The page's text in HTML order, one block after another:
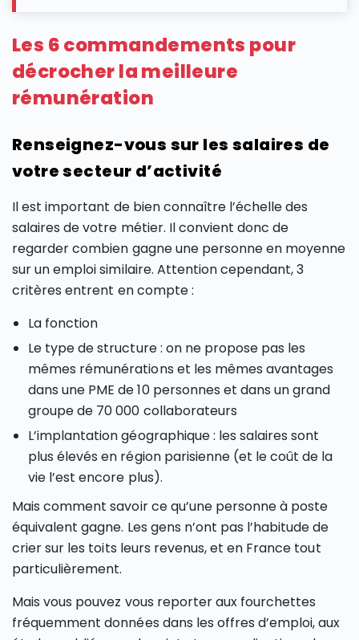
Les 6 commandements pour
décrocher la meilleure
rémunération
Renseignez-vous sur les salaires de
votre secteur d’activité
Il est important de bien connaître l’échelle des
salaires de votre métier. Il convient donc de
regarder combien gagne une personne en moyenne
sur un emploi similaire. Attention cependant, 3
critères entrent en compte :
La fonction
Le type de structure : on ne propose pas les
mêmes rémunérations et les mêmes avantages
dans une PME de 10 personnes et dans un grand
groupe de 70 000 collaborateurs
L’implantation géographique : les salaires sont
plus élevés en région parisienne (et le coût de la
vie l’est encore plus).
Mais comment savoir ce qu’une personne à poste
équivalent gagne. Les gens n’ont pas l’habitude de
crier sur les toits leurs revenus, et en France tout
particulièrement.
Mais vous pouvez vous reporter aux fourchettes
fréquemment données dans les offres d’emploi, aux